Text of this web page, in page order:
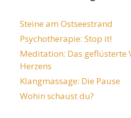
Steine am Ostseestrand
Psychotherapie: Stop it!
Meditation: Das geflüsterte
Herzens
Klangmassage: Die Pause
Wohin schaust du?